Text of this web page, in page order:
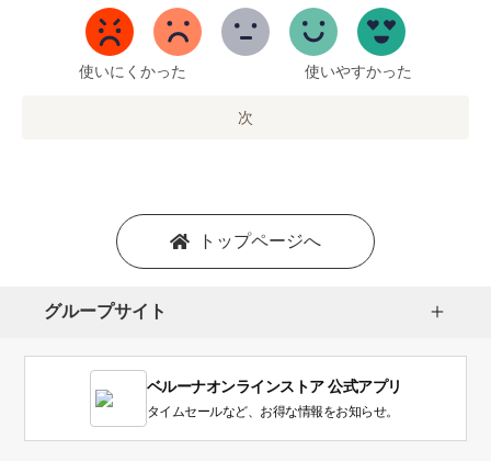
い
使いにくかった 使いやすかった
次
トップページへ
グループサイト
ベルーナオンラインストア 公式アプリ
タイムセールなど、お得な情報をお知らせ。